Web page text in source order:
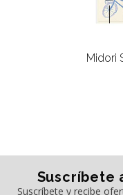
Midori
Suscríbete
Suscríbete y recibe